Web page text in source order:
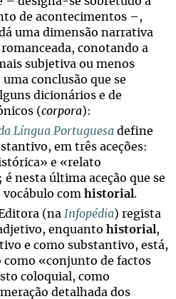
de acontecimentos –,
uma dimensão narrativa
conotando a
subjetiva ou menos
conclusão que se
dicionários e de
(corpora):
Língua Portuguesa define
em três aceções:
e «relato
nesta última aceção que se
com historial .
(na Infopédia) regista
enquanto historial ,
e como substantivo, está,
«conjunto de factos
coloquial, como
detalhada dos